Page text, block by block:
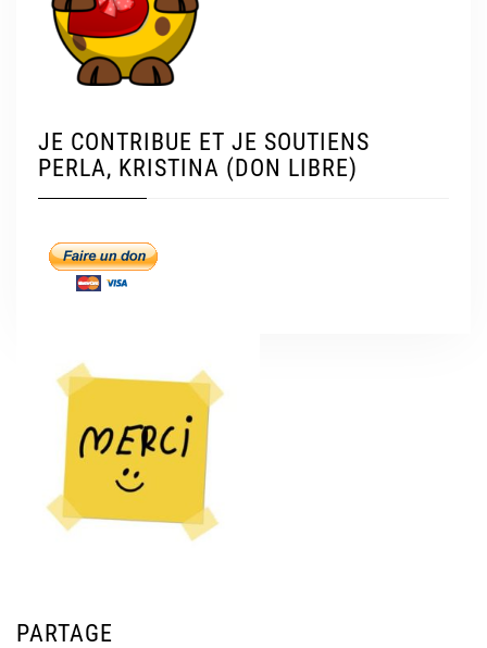
JE CONTRIBUE ET JE SOUTIENS
PERLA, KRISTINA (DON LIBRE)
PARTAGE